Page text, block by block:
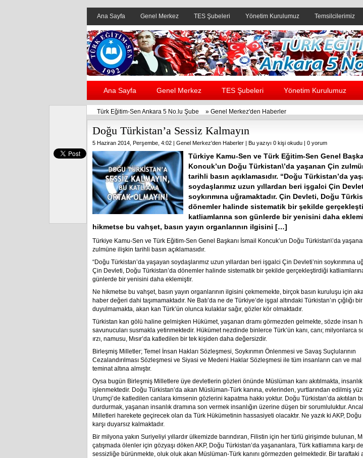
Ana Sayfa Genel Merkez TES Şubeleri Yönetim Kurulumuz Temsilcilerimiz
Header yanı reklam alanı
Ana Sayfa Genel Merkez TES Şubeleri Yönetim Kurulumuz
Türk Eğitim-Sen Ankara 5 No.lu Şube » Genel Merkez'den Haberler
Doğu Türkistan’a Sessiz Kalmayın
5 Haziran 2014, Perşembe, 4:02 | Genel Merkez'den Haberler | Bu yazıyı 0 kişi okudu | 0 yorum
Türkiye Kamu-Sen ve Türk Eğitim-Sen Genel
Koncuk’un Doğu Türkistan\’da yaşanan Çin
tarihli basın açıklamasıdır. “Doğu Türkistan’da
soydaşlarımız uzun yıllardan beri işgalci Çin
soykırımına uğramaktadır. Çin Devleti, Doğu
dönemler halinde sistematik bir şekilde
katliamlarına son günlerde bir yenisini daha
hikmetse bu vahşet, basın yayın organlarının ilgisini […]
Türkiye Kamu-Sen ve Türk Eğitim-Sen Genel Başkanı İsmail Koncuk’un Doğu Türkistan\’da
zulmüne ilişkin tarihli basın açıklamasıdır.
“Doğu Türkistan’da yaşayan soydaşlarımız uzun yıllardan beri işgalci Çin Devleti’nin soykırımına
Çin Devleti, Doğu Türkistan’da dönemler halinde sistematik bir şekilde gerçekleştirdiği
günlerde bir yenisini daha eklemiştir.
Ne hikmetse bu vahşet, basın yayın organlarının ilgisini çekmemekte, birçok basın kuruluşu için
haber değeri dahi taşımamaktadır. Ne Batı’da ne de Türkiye’de işgal altındaki Türkistan’ın çığlığı
duyulmamakta, akan kan Türk’ün olunca kulaklar sağır, gözler kör olmaktadır.
Türkistan kan gölü haline gelmişken Hükümet, yaşanan dramı görmezden gelmekte, sözde insan
savunucuları susmakla yetinmektedir. Hükümet nezdinde binlerce Türk’ün kanı, canı; milyonlarca
ırzı, namusu, Mısır’da katledilen bir tek kişiden daha değersizdir.
Birleşmiş Milletler; Temel İnsan Hakları Sözleşmesi, Soykırımın Önlenmesi ve Savaş Suçlularının
Cezalandırılması Sözleşmesi ve Siyasi ve Medeni Haklar Sözleşmesi ile tüm insanların can ve
teminat altına almıştır.
Oysa bugün Birleşmiş Milletlere üye devletlerin gözleri önünde Müslüman kanı akıtılmakta,
işlenmektedir. Doğu Türkistan’da akan Müslüman-Türk kanına, evlerinden, yurtlarından edilmiş
Urumçi’de katledilen canlara kimsenin gözlerini kapatma hakkı yoktur. Doğu Türkistan’da akıtılan
durdurmak, yaşanan insanlık dramına son vermek insanlığın üzerine düşen bir sorumluluktur.
Milletleri harekete geçirecek olan da Türk Hükümetinin hassasiyeti olacaktır. Ne yazık ki AKP, Doğu
karşı duyarsız kalmaktadır.
Bir milyona yakın Suriyeliyi yıllardır ülkemizde barındıran, Filistin için her türlü girişimde bulunan,
çatışmada ölenler için gözyaşı döken AKP, Doğu Türkistan’da yaşananlara, Türk katliamına karşı
sessizliğe bürünmekte, oluk oluk akan Müslüman-Türk kanını görmezden gelmektedir. Bir taraftaki